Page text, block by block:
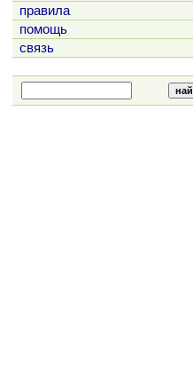
правила
помощь
связь